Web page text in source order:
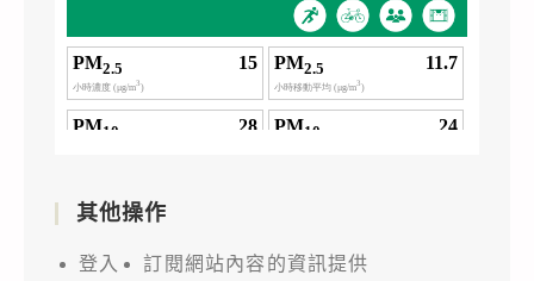
其他操作
登入
訂閱網站內容的資訊提供